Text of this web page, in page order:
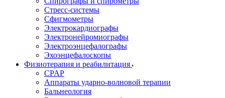
Стресс-системы
Сфигмометры
Электрокардиографы
Электронейромиографы
Электроэнцефалографы
Эхоэнцефалоскопы
Физиотерапия и реабилитация
CPAP
Аппараты ударно-волновой терапии
Бальнеология